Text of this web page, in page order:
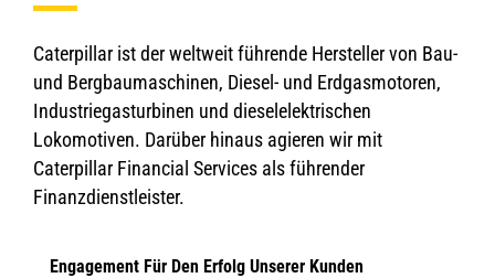
Caterpillar ist der weltweit führende Hersteller von Bau-
und Bergbaumaschinen, Diesel- und Erdgasmotoren,
Industriegasturbinen und dieselelektrischen
Lokomotiven. Darüber hinaus agieren wir mit
Caterpillar Financial Services als führender
Finanzdienstleister.
Engagement Für Den Erfolg Unserer Kunden